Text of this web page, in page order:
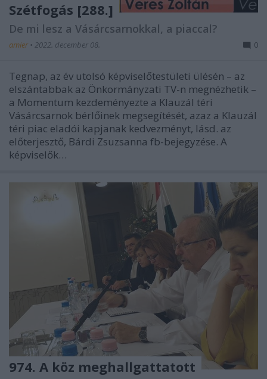
Szétfogás [288.]
De mi lesz a Vásárcsarnokkal, a piaccal?
amier • 2022. december 08. 0
Tegnap, az év utolsó képviselőtestületi ülésén – az
elszántabbak az Önkormányzati TV-n megnézhetik –
a Momentum kezdeményezte a Klauzál téri
Vásárcsarnok bérlőinek megsegítését, azaz a Klauzál
téri piac eladói kapjanak kedvezményt, lásd. az
előterjesztő, Bárdi Zsuzsanna fb-bejegyzése. A
képviselők…
974. A köz meghallgattatott